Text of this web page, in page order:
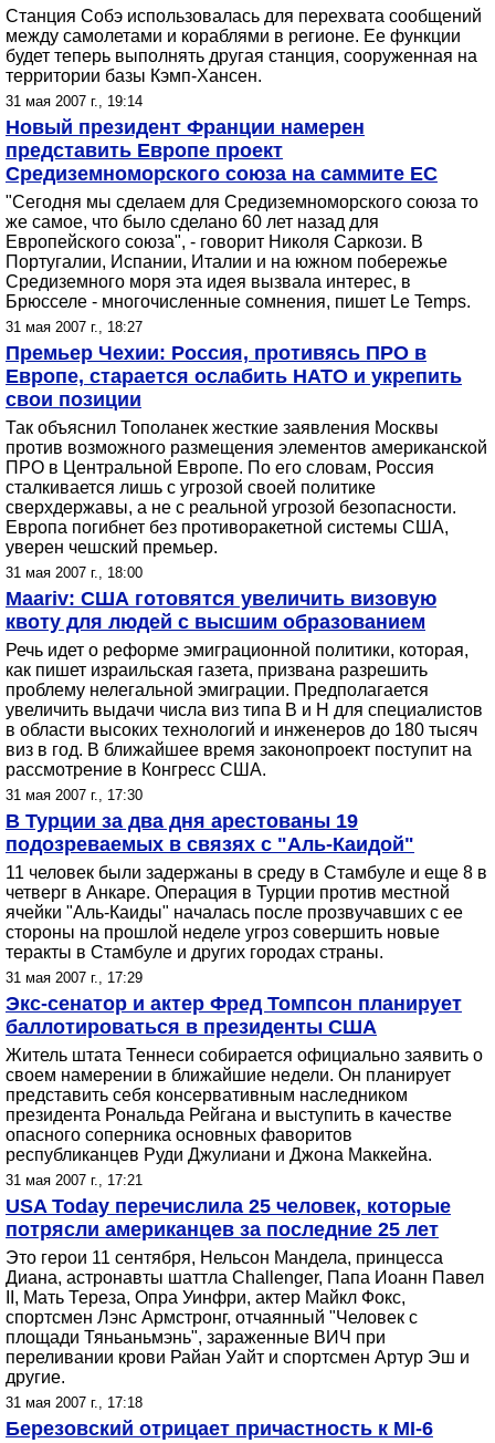
Станция Собэ использовалась для перехвата сообщений
между самолетами и кораблями в регионе. Ее функции
будет теперь выполнять другая станция, сооруженная на
территории базы Кэмп-Хансен.
31 мая 2007 г., 19:14
Новый президент Франции намерен
представить Европе проект
Средиземноморского союза на саммите ЕС
"Сегодня мы сделаем для Средиземноморского союза то
же самое, что было сделано 60 лет назад для
Европейского союза", - говорит Николя Саркози. В
Португалии, Испании, Италии и на южном побережье
Средиземного моря эта идея вызвала интерес, в
Брюсселе - многочисленные сомнения, пишет Le Temps.
31 мая 2007 г., 18:27
Премьер Чехии: Россия, противясь ПРО в
Европе, старается ослабить НАТО и укрепить
свои позиции
Так объяснил Тополанек жесткие заявления Москвы
против возможного размещения элементов американской
ПРО в Центральной Европе. По его словам, Россия
сталкивается лишь с угрозой своей политике
сверхдержавы, а не с реальной угрозой безопасности.
Европа погибнет без противоракетной системы США,
уверен чешский премьер.
31 мая 2007 г., 18:00
Maariv: США готовятся увеличить визовую
квоту для людей с высшим образованием
Речь идет о реформе эмиграционной политики, которая,
как пишет израильская газета, призвана разрешить
проблему нелегальной эмиграции. Предполагается
увеличить выдачи числа виз типа B и H для специалистов
в области высоких технологий и инженеров до 180 тысяч
виз в год. В ближайшее время законопроект поступит на
рассмотрение в Конгресс США.
31 мая 2007 г., 17:30
В Турции за два дня арестованы 19
подозреваемых в связях с "Аль-Каидой"
11 человек были задержаны в среду в Стамбуле и еще 8 в
четверг в Анкаре. Операция в Турции против местной
ячейки "Аль-Каиды" началась после прозвучавших с ее
стороны на прошлой неделе угроз совершить новые
теракты в Стамбуле и других городах страны.
31 мая 2007 г., 17:29
Экс-сенатор и актер Фред Томпсон планирует
баллотироваться в президенты США
Житель штата Теннеси собирается официально заявить о
своем намерении в ближайшие недели. Он планирует
представить себя консервативным наследником
президента Рональда Рейгана и выступить в качестве
опасного соперника основных фаворитов
республиканцев Руди Джулиани и Джона Маккейна.
31 мая 2007 г., 17:21
USA Today перечислила 25 человек, которые
потрясли американцев за последние 25 лет
Это герои 11 сентября, Нельсон Мандела, принцесса
Диана, астронавты шаттла Challenger, Папа Иоанн Павел
II, Мать Тереза, Опра Уинфри, актер Майкл Фокс,
спортсмен Лэнс Армстронг, отчаянный "Человек с
площади Тяньаньмэнь", зараженные ВИЧ при
переливании крови Райан Уайт и спортсмен Артур Эш и
другие.
31 мая 2007 г., 17:18
Березовский отрицает причастность к MI-6